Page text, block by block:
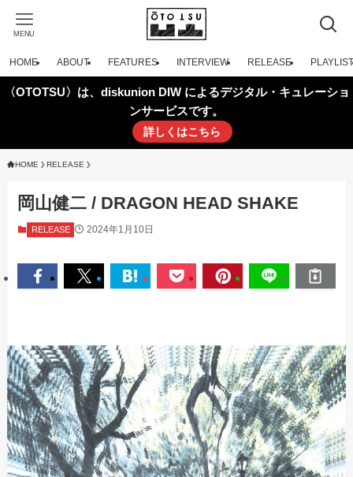
MENU
HOME ABOUT FEATURES INTERVIEW RELEASE PLAYLIST
〈OTOTSU〉は、diskunion DIW によるデジタル・キュレーショ
ンサービスです。
詳しくはこちら
HOME RELEASE
岡山健二 / DRAGON HEAD SHAKE
RELEASE 2024年1月10日